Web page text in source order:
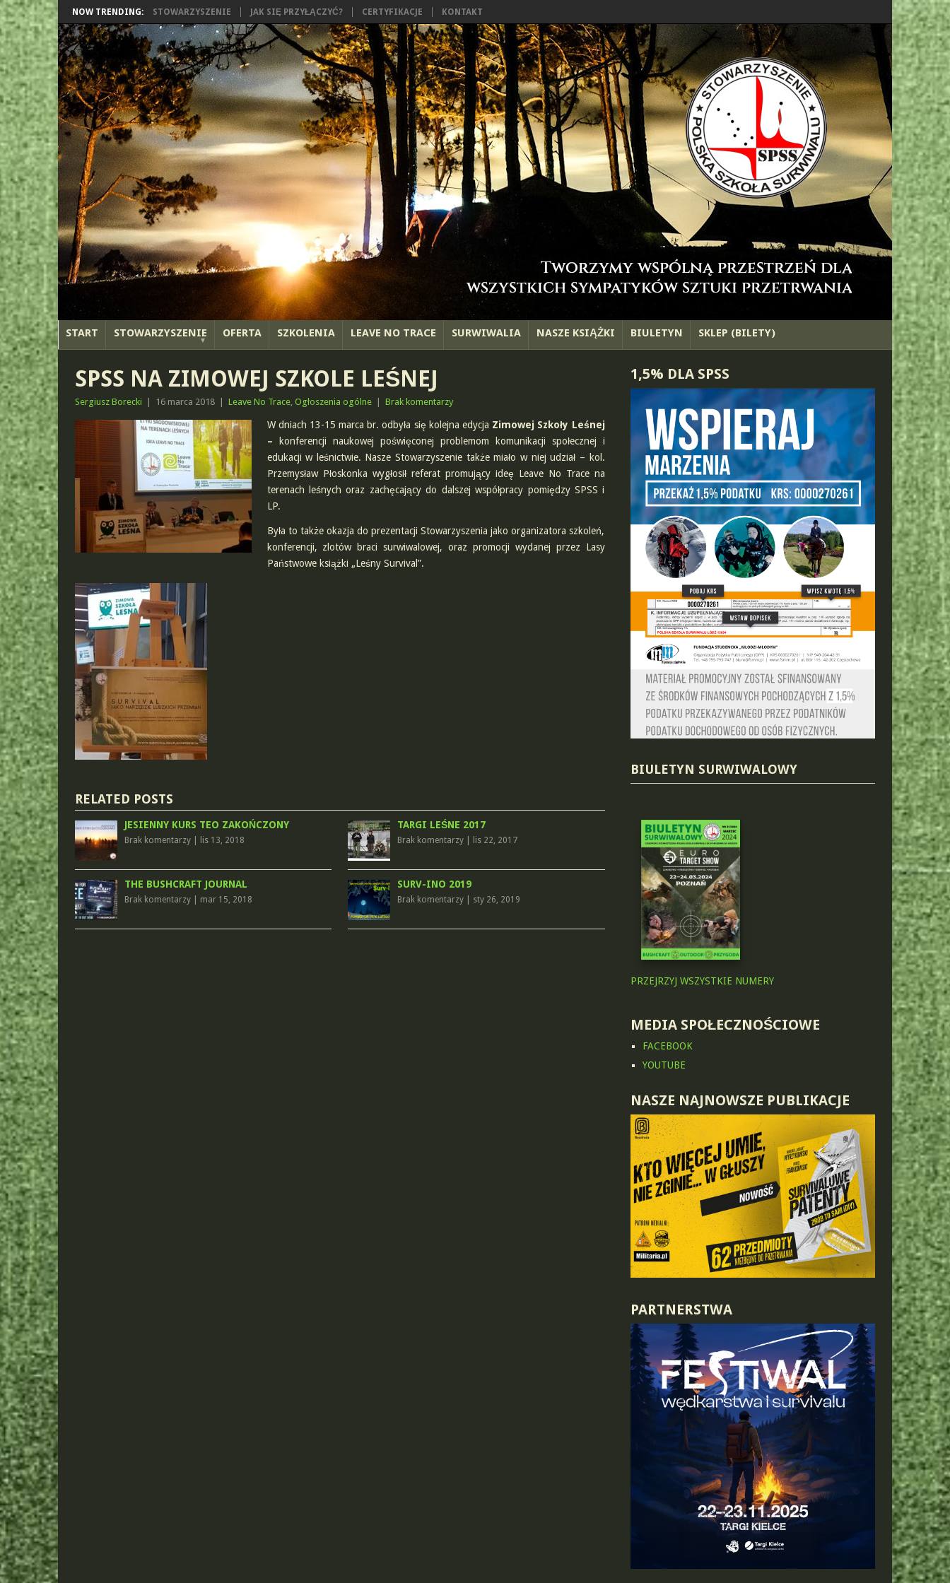
NOW TRENDING: STOWARZYSZENIE JAK SIĘ PRZYŁĄCZYĆ? CERTYFIKACJE KONTAKT
START STOWARZYSZENIE OFERTA SZKOLENIA LEAVE NO TRACE SURWIWALIA NASZE KSIĄŻKI BIULETYN SKLEP (BILETY)
SPSS NA ZIMOWEJ SZKOLE LEŚNEJ
Sergiusz Borecki 16 marca 2018 Leave No Trace, Ogłoszenia ogólne Brak komentarzy
W dniach 13-15 marca br. odbyła się kolejna edycja Zimowej Szkoły Leśnej
–
konferencji naukowej poświęconej problemom komunikacji społecznej i
edukacji w leśnictwie. Nasze Stowarzyszenie także miało w niej udział – kol.
Przemysław Płoskonka wygłosił referat promujący ideę Leave No Trace na
terenach leśnych oraz zachęcający do dalszej współpracy pomiędzy SPSS i
LP.
Była to także okazja do prezentacji Stowarzyszenia jako organizatora szkoleń,
konferencji, zlotów braci surwiwalowej, oraz promocji wydanej przez Lasy
Państwowe książki „Leśny Survival”.
RELATED POSTS
JESIENNY KURS TEO ZAKOŃCZONY
Brak komentarzy| lis 13, 2018
TARGI LEŚNE 2017
Brak komentarzy| lis 22, 2017
THE BUSHCRAFT JOURNAL
Brak komentarzy| mar 15, 2018
SURV-INO 2019
Brak komentarzy| sty 26, 2019
1,5% DLA SPSS
BIULETYN SURWIWALOWY
PRZEJRZYJ WSZYSTKIE NUMERY
MEDIA SPOŁECZNOŚCIOWE
FACEBOOK
YOUTUBE
NASZE NAJNOWSZE PUBLIKACJE
PARTNERSTWA